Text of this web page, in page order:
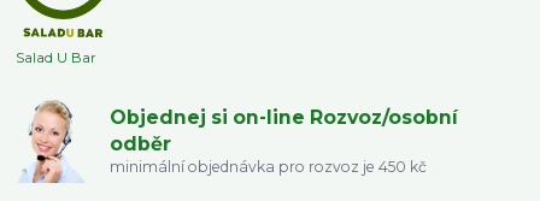
Salad U Bar
Objednej si on-line Rozvoz/osobní
odběr
minimální objednávka pro rozvoz je 450 kč